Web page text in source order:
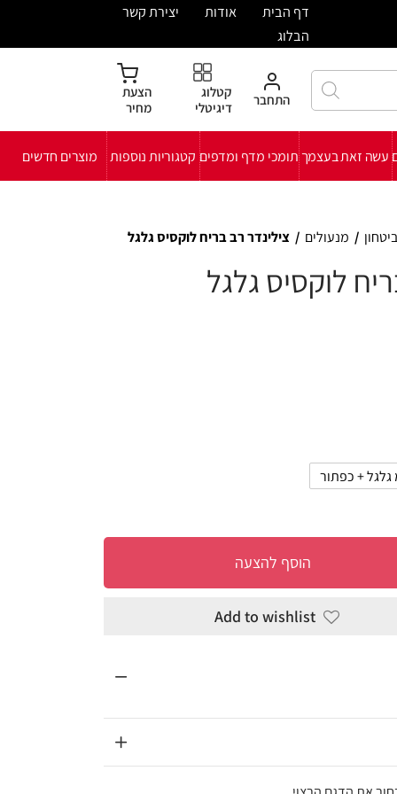
יצירת קשר
קטלוג
דיגיטלי
הצעת
מחיר
מדף ומדפים קטגוריות נוספות מוצרים חדשים
רב בריח לוקסיס גלגל
גלגל
Add to